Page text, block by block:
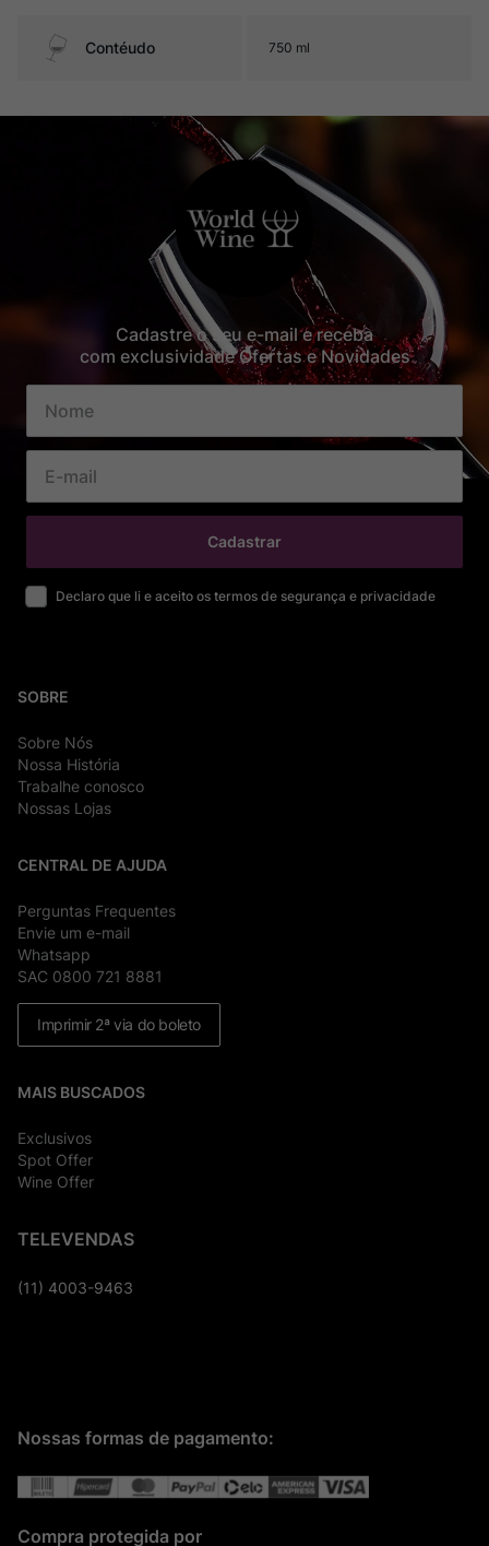
Contéudo 750 ml
Cadastre o seu e-mail e receba
com exclusividade Ofertas e Novidades
Cadastrar
Declaro que li e aceito os termos de segurança e privacidade
SOBRE
Sobre Nós
Nossa História
Trabalhe conosco
Nossas Lojas
CENTRAL DE AJUDA
Perguntas Frequentes
Envie um e-mail
Whatsapp
SAC 0800 721 8881
Imprimir 2ª via do boleto
MAIS BUSCADOS
Exclusivos
Spot Offer
Wine Offer
TELEVENDAS
(11) 4003-9463
Nossas formas de pagamento:
Compra protegida por